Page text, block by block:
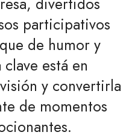
participativos
de humor y
está en
y convertirla
de momentos